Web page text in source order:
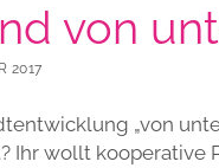
von
2017
„von
Ihr wollt kooperative